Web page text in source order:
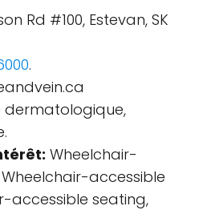
Rd #100, Estevan, SK
.
dermatologique,
Wheelchair-
accessible
accessible seating,